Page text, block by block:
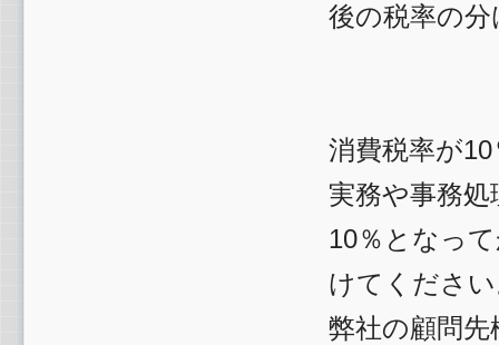
後の税率の
消費税率が
実務や事務
10％となっ
けてくださ
弊社の顧問